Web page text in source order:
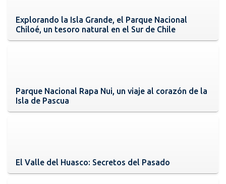
Explorando la Isla Grande, el Parque Nacional
Chiloé, un tesoro natural en el Sur de Chile
Parque Nacional Rapa Nui, un viaje al corazón de la
Isla de Pascua
El Valle del Huasco: Secretos del Pasado